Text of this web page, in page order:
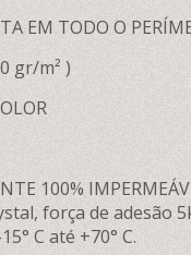
EM TODO O
gr/m² )
100%
força de adesão
C até +70° C.